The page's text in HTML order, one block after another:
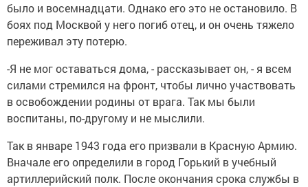
было и восемнадцати. Однако его это не остановило. В
боях под Москвой у него погиб отец, и он очень тяжело
переживал эту потерю.
-Я не мог оставаться дома, - рассказывает он, - я всем
силами стремился на фронт, чтобы лично участвовать
в освобождении родины от врага. Так мы были
воспитаны, по-другому и не мыслили.
Так в январе 1943 года его призвали в Красную Армию.
Вначале его определили в город Горький в учебный
артиллерийский полк. После окончания срока службы в